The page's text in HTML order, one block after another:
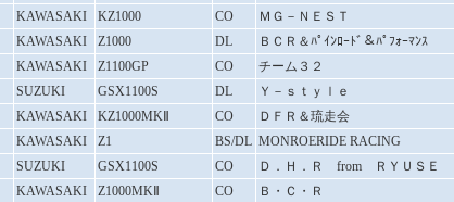
KAWASAKI KZ1000 CO
ＭＧ－ＮＥＳＴ
KAWASAKI Z1000 DL
ＢＣＲ＆ﾊﾟｲﾝﾛｰﾄﾞ＆ﾊﾟﾌｫｰﾏﾝｽ
KAWASAKI Z1100GP CO
チーム３２
SUZUKI GSX1100S DL
Ｙ－ｓｔｙｌｅ
KAWASAKI KZ1000MKⅡ CO
ＤＦＲ＆琉走会
KAWASAKI Z1 BS/DL MONROERIDE RACING
SUZUKI GSX1100S CO
Ｄ．Ｈ．Ｒ from ＲＹＵＳＥ
KAWASAKI Z1000MKⅡ CO
Ｂ・Ｃ・Ｒ